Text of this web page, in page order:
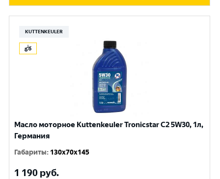
KUTTENKEULER
Масло моторное Kuttenkeuler Tronicstar C2 5W30, 1л,
Германия
Габариты: 130x70x145
1 190 руб.